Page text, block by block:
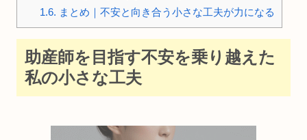
1.6. まとめ｜不安と向き合う小さな工夫が力になる
助産師を目指す不安を乗り越えた
私の小さな工夫